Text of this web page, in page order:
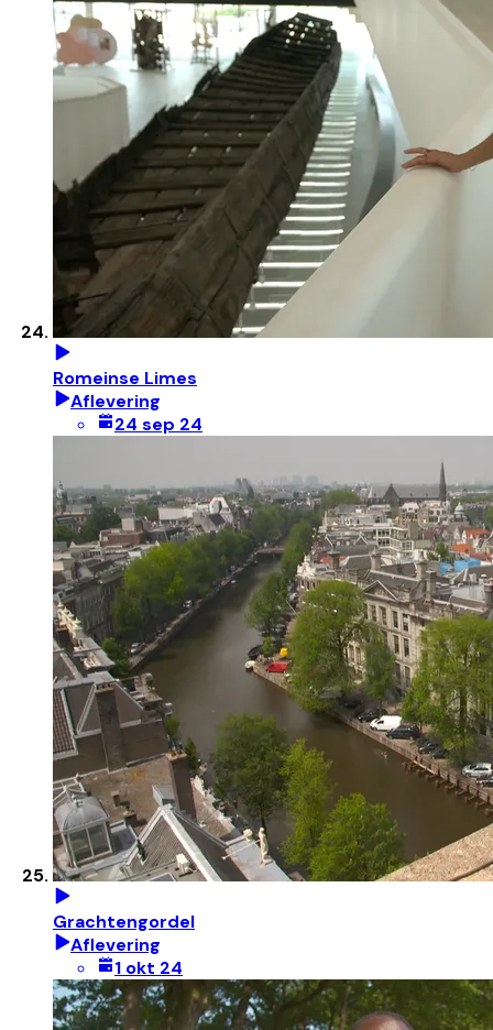
Romeinse Limes
Aflevering
24 sep 24
Grachtengordel
Aflevering
1 okt 24